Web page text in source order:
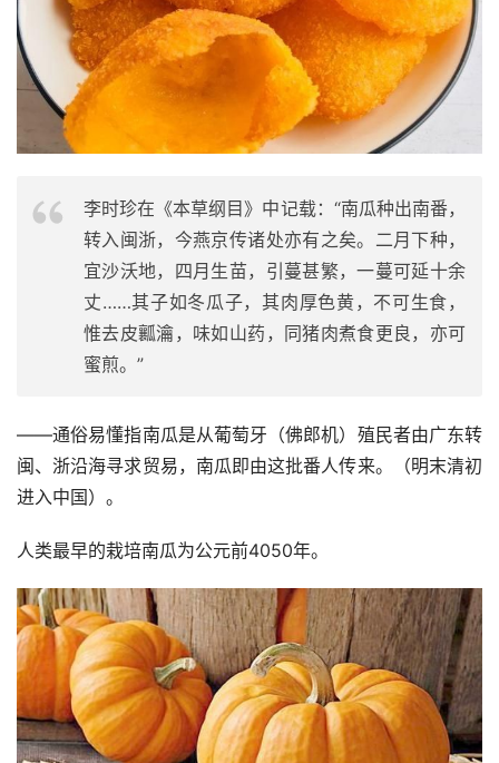
李时珍在《本草纲目》中记载：“南瓜种出南番，
转入闽浙，今燕京传诸处亦有之矣。二月下种，
宜沙沃地，四月生苗，引蔓甚繁，一蔓可延十余
丈……其子如冬瓜子，其肉厚色黄，不可生食，
惟去皮瓤瀹，味如山药，同猪肉煮食更良，亦可
蜜煎。”
——通俗易懂指南瓜是从葡萄牙（佛郎机）殖民者由广东转
闽、浙沿海寻求贸易，南瓜即由这批番人传来。（明末清初
进入中国）。
人类最早的栽培南瓜为公元前4050年。